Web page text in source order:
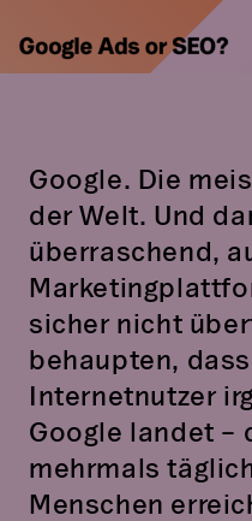
Google. Die
der Welt. Und
überraschend,
sicher nicht
behaupten,
Internetnutzer
Google landet –
mehrmals
Menschen